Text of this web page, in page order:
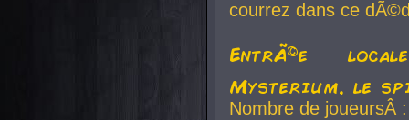
courrez dans ce
EntrÃ©e
Mysterium, le
Nombre de